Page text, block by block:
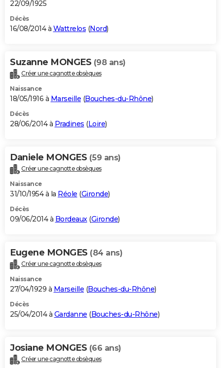
22/09/1925
Décès
16/08/2014 à Wattrelos (Nord)
Suzanne MONGES (98 ans)
Créer une cagnotte obsèques
Naissance
18/05/1916 à Marseille (Bouches-du-Rhône)
Décès
28/06/2014 à Pradines (Loire)
Daniele MONGES (59 ans)
Créer une cagnotte obsèques
Naissance
31/10/1954 à la Réole (Gironde)
Décès
09/06/2014 à Bordeaux(Gironde)
Eugene MONGES (84 ans)
Créer une cagnotte obsèques
Naissance
27/04/1929 à Marseille (Bouches-du-Rhône)
Décès
25/04/2014 à Gardanne (Bouches-du-Rhône)
Josiane MONGES (66 ans)
Créer une cagnotte obsèques